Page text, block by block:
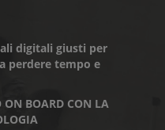
digitali giusti per
perdere tempo e
ON BOARD CON LA